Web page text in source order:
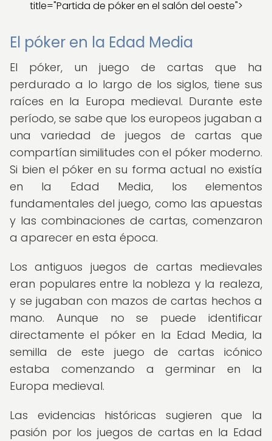
title="Partida de póker en el salón del oeste">
El póker en la Edad Media
El póker, un juego de cartas que ha
perdurado a lo largo de los siglos, tiene sus
raíces en la Europa medieval. Durante este
período, se sabe que los europeos jugaban a
una variedad de juegos de cartas que
compartían similitudes con el póker moderno.
Si bien el póker en su forma actual no existía
en la Edad Media, los elementos
fundamentales del juego, como las apuestas
y las combinaciones de cartas, comenzaron
a aparecer en esta época.
Los antiguos juegos de cartas medievales
eran populares entre la nobleza y la realeza,
y se jugaban con mazos de cartas hechos a
mano. Aunque no se puede identificar
directamente el póker en la Edad Media, la
semilla de este juego de cartas icónico
estaba comenzando a germinar en la
Europa medieval.
Las evidencias históricas sugieren que la
pasión por los juegos de cartas en la Edad